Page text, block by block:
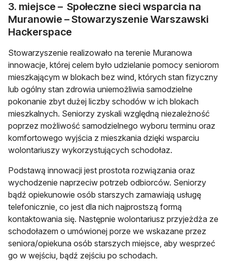
3. miejsce – Społeczne sieci wsparcia na
Muranowie – Stowarzyszenie Warszawski
Hackerspace
Stowarzyszenie realizowało na terenie Muranowa
innowacje, której celem było udzielanie pomocy seniorom
mieszkającym w blokach bez wind, których stan fizyczny
lub ogólny stan zdrowia uniemożliwia samodzielne
pokonanie zbyt dużej liczby schodów w ich blokach
mieszkalnych. Seniorzy zyskali względną niezależność
poprzez możliwość samodzielnego wyboru terminu oraz
komfortowego wyjścia z mieszkania dzięki wsparciu
wolontariuszy wykorzystujących schodołaz.
Podstawą innowacji jest prostota rozwiązania oraz
wychodzenie naprzeciw potrzeb odbiorców. Seniorzy
bądź opiekunowie osób starszych zamawiają usługę
telefonicznie, co jest dla nich najprostszą formą
kontaktowania się. Następnie wolontariusz przyjeżdża ze
schodołazem o umówionej porze we wskazane przez
seniora/opiekuna osób starszych miejsce, aby wesprzeć
go w wejściu, bądź zejściu po schodach.